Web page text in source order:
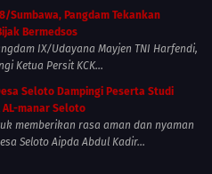
Sumbawa, Pangdam Tekankan
Bermedsos
IX/Udayana Mayjen TNI Harfendi,
Ketua Persit KCK...
Seloto Dampingi Peserta Studi
AL-manar Seloto
memberikan rasa aman dan nyaman
Seloto Aipda Abdul Kadir...